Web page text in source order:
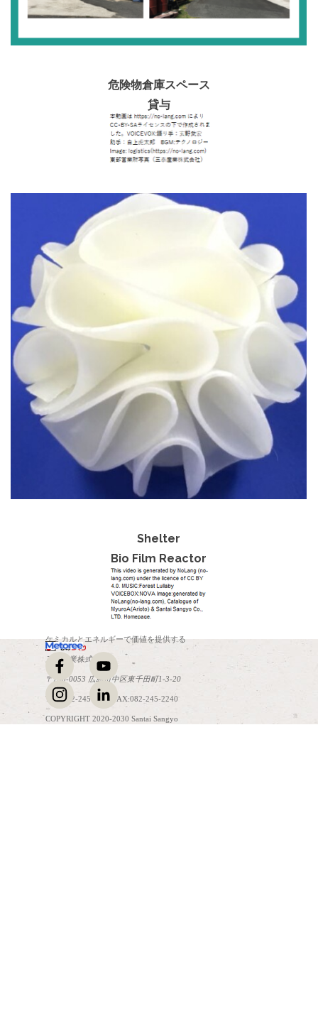
危険物倉庫スペース
貸与
Shelter
Bio Film Reactor
ケミカルとエネルギーで価値を提供する
三泰産業株式会社
〒730-0053 広島市中区東千田町1-3-20
TEL:082-245-2241 FAX:082-245-2240
COPYRIGHT 2020-2030 Santai Sangyo